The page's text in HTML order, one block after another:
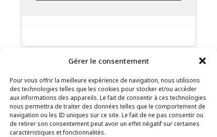
Gérer le consentement
Pour vous offrir la meilleure expérience de navigation, nous utilisons
des technologies telles que les cookies pour stocker et/ou accéder
aux informations des appareils. Le fait de consentir à ces technologies
nous permettra de traiter des données telles que le comportement de
navigation ou les ID uniques sur ce site. Le fait de ne pas consentir ou
de retirer son consentement peut avoir un effet négatif sur certaines
caractéristiques et fonctionnalités.
CONTACT–MENTIONS LÉGALES